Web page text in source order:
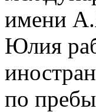
имени
Юлия
по